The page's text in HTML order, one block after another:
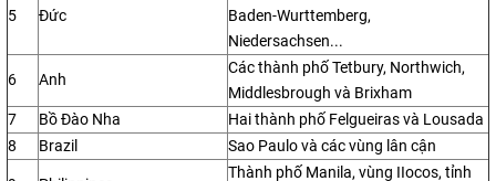
5 Đức
Baden-Wurttemberg,
Niedersachsen...
6 Anh
Các thành phố Tetbury, Northwich,
Middlesbrough và Brixham
7
Bồ Đào Nha
Hai thành phố Felgueiras và Lousada
8
Brazil Sao Paulo và các vùng lân cận
Thành phố Manila, vùng IIocos, tỉnh